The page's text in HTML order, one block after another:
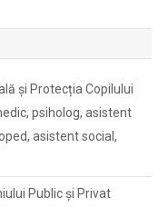
și Protecția Copilului
psiholog, asistent
asistent social,
Public și Privat